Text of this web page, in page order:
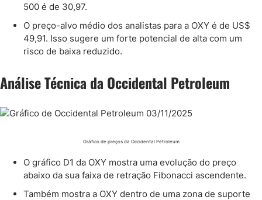
500 é de 30,97.
O preço-alvo médio dos analistas para a OXY é de US$
49,91. Isso sugere um forte potencial de alta com um
risco de baixa reduzido.
Análise Técnica da Occidental Petroleum
Gráfico de preços da Occidental Petroleum
O gráfico D1 da OXY mostra uma evolução do preço
abaixo da sua faixa de retração Fibonacci ascendente.
Também mostra a OXY dentro de uma zona de suporte